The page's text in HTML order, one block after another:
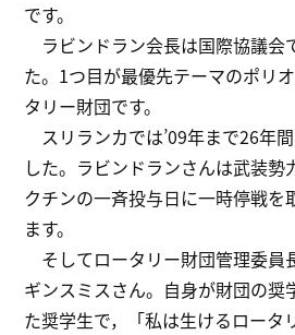
です。
ラビンドラン会長は国際協議会
た。1つ目が最優先テーマのポリ
タリー財団です。
スリランカでは’09年まで26年
した。ラビンドランさんは武装勢
クチンの一斉投与日に一時停戦を
ます。
そしてロータリー財団管理委員
ギンスミスさん。自身が財団の奨
た奨学生で，「私は生けるロータ